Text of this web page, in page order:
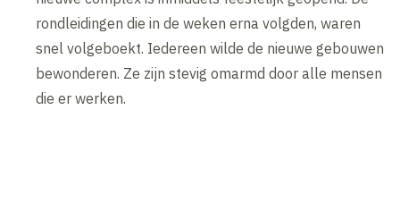
rondleidingen die in de weken erna volgden, waren
snel volgeboekt. Iedereen wilde de nieuwe gebouwen
bewonderen. Ze zijn stevig omarmd door alle mensen
die er werken.